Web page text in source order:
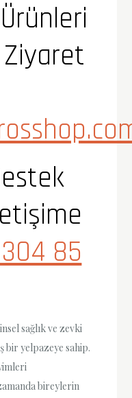
85
sağlık ve zevki
bir yelpazeye sahip.
bireylerin